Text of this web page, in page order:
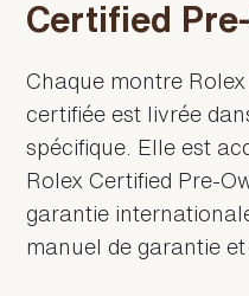
Certified
Chaque montre
certifiée est livrée
spécifique. Elle est
Rolex Certified
garantie
manuel de garantie et